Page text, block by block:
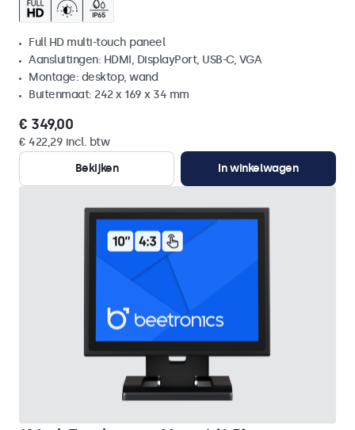
Full HD multi-touch paneel
Aansluitingen: HDMI, DisplayPort, USB-C, VGA
Montage: desktop, wand
Buitenmaat: 242 x 169 x 34 mm
€ 349,00
€ 422,29 incl. btw
Bekijken
In winkelwagen